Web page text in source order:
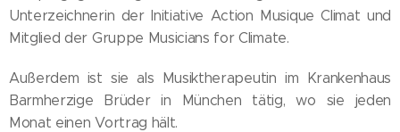
Unterzeichnerin der Initiative Action Musique Climat und
Mitglied der Gruppe Musicians for Climate.
Außerdem ist sie als Musiktherapeutin im Krankenhaus
Barmherzige Brüder in München tätig, wo sie jeden
Monat einen Vortrag hält.